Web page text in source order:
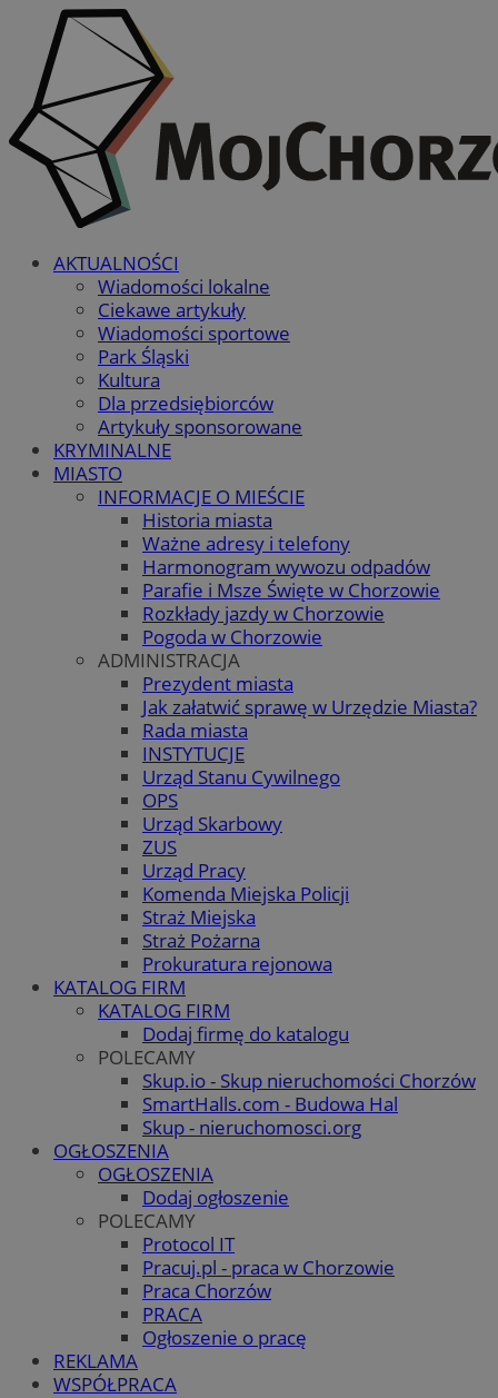
AKTUALNOŚCI
Wiadomości lokalne
Ciekawe artykuły
Wiadomości sportowe
Park Śląski
Kultura
Dla przedsiębiorców
Artykuły sponsorowane
KRYMINALNE
MIASTO
INFORMACJE O MIEŚCIE
Historia miasta
Ważne adresy i telefony
Harmonogram wywozu odpadów
Parafie i Msze Święte w Chorzowie
Rozkłady jazdy w Chorzowie
Pogoda w Chorzowie
ADMINISTRACJA
Prezydent miasta
Jak załatwić sprawę w Urzędzie Miasta?
Rada miasta
INSTYTUCJE
Urząd Stanu Cywilnego
OPS
Urząd Skarbowy
ZUS
Urząd Pracy
Komenda Miejska Policji
Straż Miejska
Straż Pożarna
Prokuratura rejonowa
KATALOG FIRM
KATALOG FIRM
Dodaj firmę do katalogu
POLECAMY
Skup.io - Skup nieruchomości Chorzów
SmartHalls.com - Budowa Hal
Skup - nieruchomosci.org
OGŁOSZENIA
OGŁOSZENIA
Dodaj ogłoszenie
POLECAMY
Protocol IT
Pracuj.pl - praca w Chorzowie
Praca Chorzów
PRACA
Ogłoszenie o pracę
REKLAMA
WSPÓŁPRACA